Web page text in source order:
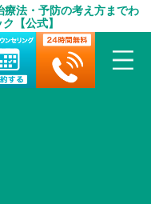
法・予防の考え方までわ
【公式】